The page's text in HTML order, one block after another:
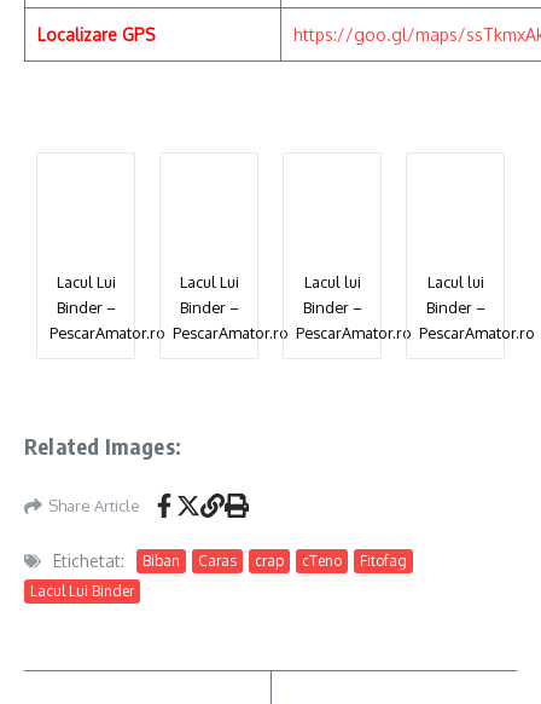
Localizare GPS https://goo.gl/maps/
Lacul Lui
Binder –
PescarAmator.ro
Lacul Lui
Binder –
PescarAmator.ro
Lacul lui
Binder –
PescarAmator.ro
Lacul lui
Binder –
PescarAmator.ro
Related Images:
Share Article
Etichetat: Biban Caras crap cTeno
Fitofag
Lacul Lui Binder